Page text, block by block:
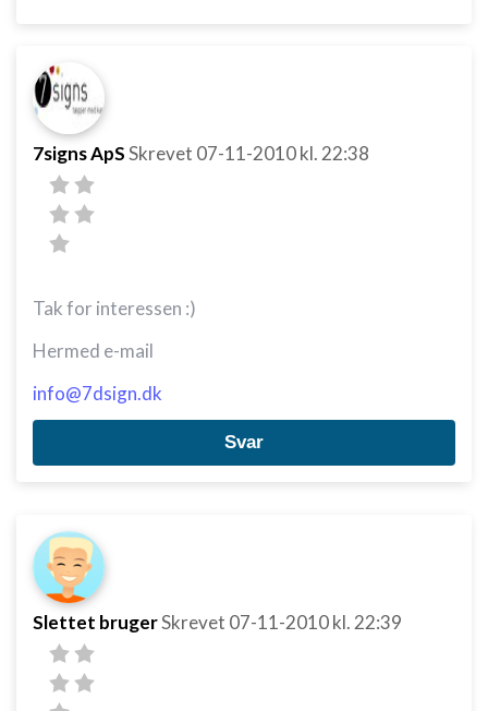
7signs ApSSkrevet 07-11-2010kl. 22:38
Tak for interessen :)
Hermed e-mail
info@7dsign.dk
Svar
Slettet brugerSkrevet 07-11-2010kl. 22:39